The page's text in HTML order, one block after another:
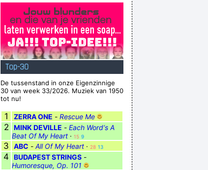
Top-30
De tussenstand in onze Eigenzinnige
30 van week 33/2026. Muziek van 1950
tot nu!
1 ZERRA ONE - Rescue Me
2 MINK DEVILLE - Each Word‘s A
Beat Of My Heart · 15 9
3 ABC - All Of My Heart · 28 13
4 BUDAPEST STRINGS -
Humoresque, Op. 101